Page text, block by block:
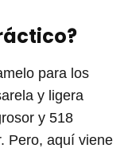
para los
y ligera
y 518
Pero, aquí viene